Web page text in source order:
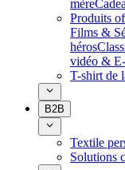
mère
Produits
Films &
héros
vidéo &
T-shirt de
B2B
Textile
Solutions